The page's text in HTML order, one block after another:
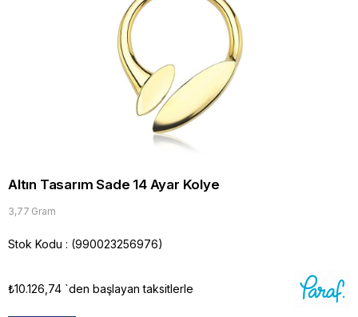
Altın Tasarım Sade 14 Ayar Kolye
3,77 Gram
Stok Kodu (990023256976)
₺10.126,74 `den başlayan taksitlerle